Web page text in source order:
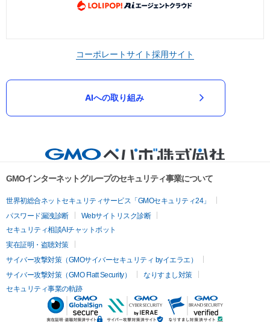
コーポレートサイト採用サイト
AIへの取り組み
GMOインターネットグループのセキュリティ事業について
世界初総合ネットセキュリティサービス「GMOセキュリティ24」
パスワード漏洩診断
Webサイトリスク診断
セキュリティ相談AIチャットボット
実在証明・盗聴対策
サイバー攻撃対策（GMOサイバーセキュリティ byイエラエ）
サイバー攻撃対策（GMO Flatt Security）
なりすまし対策
セキュリティ事業の軌跡